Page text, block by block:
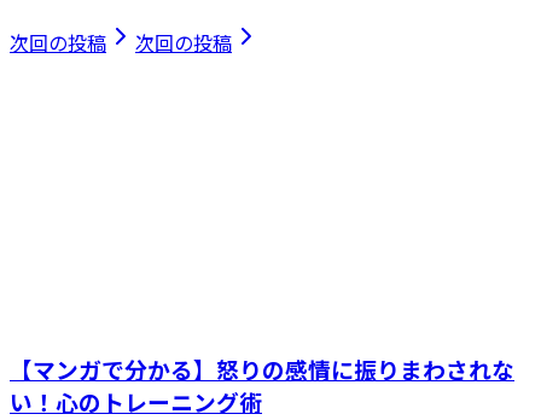
次回の投稿 次回の投稿
【マンガで分かる】怒りの感情に振りまわされな
い！心のトレーニング術